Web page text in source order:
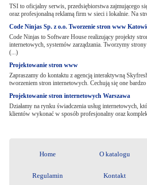
TSI to oficjalny serwis, przedsiębiorstwa zajmującego
oraz profesjonalną reklamą firm w sieci i lokalnie. Na
Code Ninjas Sp. z o.o. Tworzenie stron www
Code Ninjas to Software House realizujący projekty
internetowych, systemów zarządzania. Tworzymy
(...)
Projektowanie stron www
Zapraszamy do kontaktu z agencją interaktywną
tworzeniem stron internetowych. Cechują się one
Projektowanie stron internetowych Warszawa
Działamy na rynku świadczenia usług internetowych,
klientów wykonać w sposób profesjonalny oraz
Home O katalogu
Regulamin Kontakt